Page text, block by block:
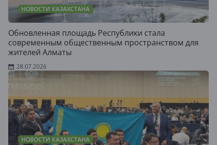
НОВОСТИ КАЗАХСТАНА
Обновленная площадь Республики стала
современным общественным пространством для
жителей Алматы
28.07.2026
НОВОСТИ КАЗАХСТАНА